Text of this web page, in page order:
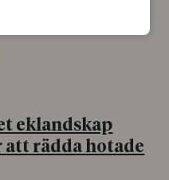
som mycket ovanligt i
eklandskap
att rädda hotade